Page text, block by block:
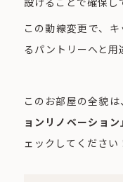
この動線変更で、
るパントリーへと用
このお部屋の全貌は
ョンリノベーション
ェックしてください